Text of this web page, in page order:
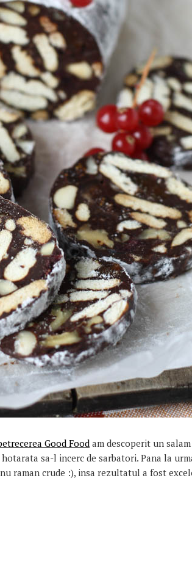
Good Foodam descoperit un salam
sa-l incerc de sarbatori. Pana la
raman crude :), insa rezultatul a fost